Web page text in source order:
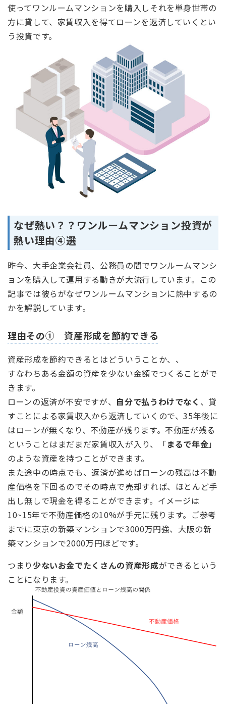
使ってワンルームマンションを購入しそれを単身世帯の
方に貸して、家賃収入を得てローンを返済していくとい
う投資です。
なぜ熱い？？ワンルームマンション投資が
熱い理由④選
昨今、大手企業会社員、公務員の間でワンルームマンシ
ョンを購入して運用する動きが大流行しています。この
記事では彼らがなぜワンルームマンションに熱中するの
かを解説しています。
理由その① 資産形成を節約できる
資産形成を節約できるとはどういうことか、、
すなわちある金額の資産を少ない金額でつくることがで
きます。
ローンの返済が不安ですが、 自分で払うわけでなく 、貸
すことによる家賃収入から返済していくので、35年後に
はローンが無くなり、不動産が残ります。不動産が残る
ということはまだまだ家賃収入が入り、「まるで年金」
のような資産を持つことができます。
また途中の時点でも、返済が進めばローンの残高は不動
産価格を下回るのでその時点で売却すれば、ほとんど手
出し無しで現金を得ることができます。イメージは
10~15年で不動産価格の10%が手元に残ります。ご参考
までに東京の新築マンションで3000万円強、大阪の新
築マンションで2000万円ほどです。
つまり少ないお金でたくさんの資産形成ができるという
ことになります。